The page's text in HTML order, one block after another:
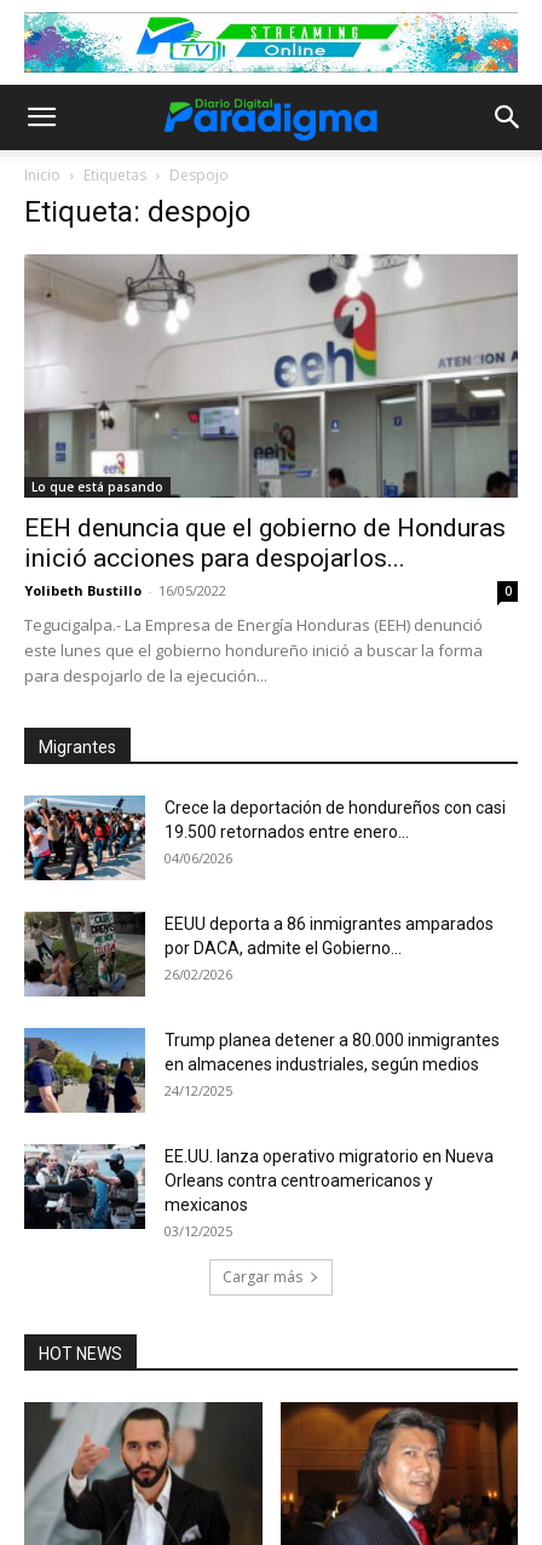
Inicio Etiquetas Despojo
Etiqueta: despojo
Lo que está pasando
EEH denuncia que el gobierno de Honduras
inició acciones para despojarlos...
Yolibeth Bustillo - 16/05/2022 0
Tegucigalpa.- La Empresa de Energía Honduras (EEH) denunció
este lunes que el gobierno hondureño inició a buscar la forma
para despojarlo de la ejecución...
Migrantes
Crece la deportación de hondureños con casi
19.500 retornados entre enero...
04/06/2026
EEUU deporta a 86 inmigrantes amparados
por DACA, admite el Gobierno...
26/02/2026
Trump planea detener a 80.000 inmigrantes
en almacenes industriales, según medios
24/12/2025
EE.UU. lanza operativo migratorio en Nueva
Orleans contra centroamericanos y
mexicanos
03/12/2025
Cargar más
HOT NEWS